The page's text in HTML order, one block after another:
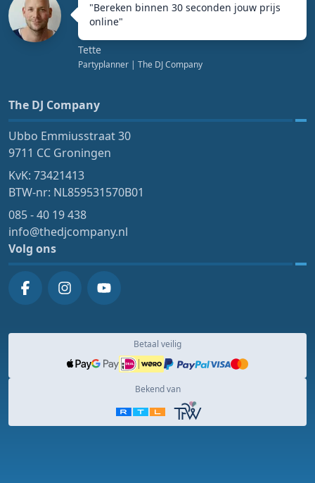
"Bereken binnen 30 seconden jouw prijs
online"
Tette
Partyplanner | The DJ Company
The DJ Company
Ubbo Emmiusstraat 30
9711 CC Groningen
KvK: 73421413
BTW-nr: NL859531570B01
085 - 40 19 438
info@thedjcompany.nl
Volg ons
Betaal veilig
Bekend van